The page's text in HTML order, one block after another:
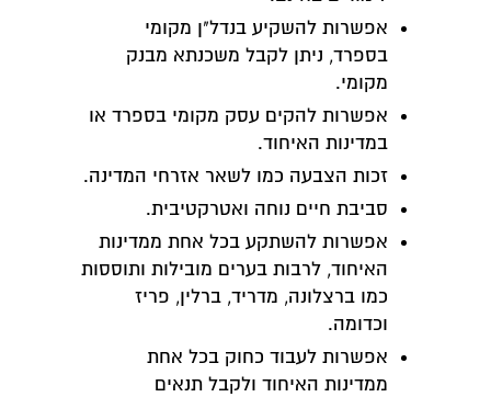
אפשרות להשקיע בנדל"ן מקומי
בספרד, ניתן לקבל משכנתא מבנק
מקומי.
אפשרות להקים עסק מקומי בספרד או
במדינות האיחוד.
זכות הצבעה כמו לשאר אזרחי המדינה.
סביבת חיים נוחה ואטרקטיבית.
אפשרות להשתקע בכל אחת ממדינות
האיחוד, לרבות בערים מובילות ותוססות
כמו ברצלונה, מדריד, ברלין, פריז
וכדומה.
אפשרות לעבוד כחוק בכל אחת
ממדינות האיחוד ולקבל תנאים